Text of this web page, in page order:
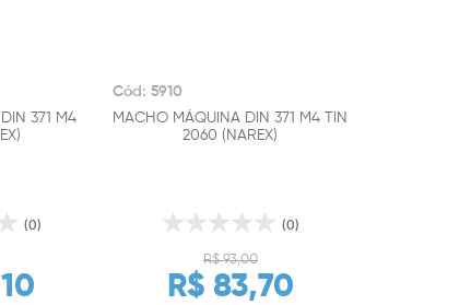
371 M4
(0)
Cód: 5910
MACHO MÁQUINA DIN 371 M4 TIN
2060 (NAREX)
(0)
R$ 93,00
R$ 83,70